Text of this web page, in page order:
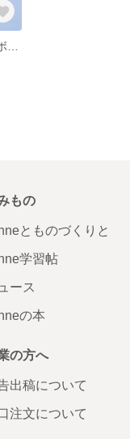
もの
とものづくりと
学習帖
ース
の本
の方へ
出稿について
注文について